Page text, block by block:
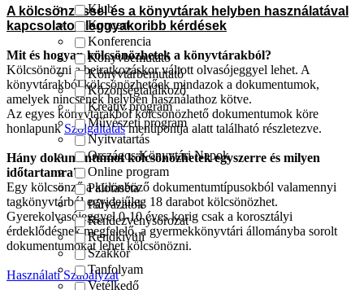
A kölcsönzéssel és a könyvtárak helyben használatával
kapcsolatos leggyakoribb kérdések
Mit és hogyan kölcsönözhetek a könyvtárakból?
Kölcsönözni a beiratkozáskor váltott olvasójeggyel lehet. A
könyvtárakból kölcsönözhetőek mindazok a dokumentumok,
amelyek nincsenek helyben használathoz kötve.
Az egyes könyvtárakból kölcsönözhető dokumentumok köre
honlapunkSzolgáltatásmenüpontja alatt található részletezve.
Hány dokumentumot kölcsönözhetek egyszerre és milyen
időtartamra?
Egy kölcsönző a különböző dokumentumtípusokból valamennyi
tagkönyvtárból egyidejűleg 18 darabot kölcsönözhet.
Gyerekolvasójeggyel 0-10 éves korig csak a korosztályi
érdeklődésnek megfelelő, a gyermekkönyvtári állományba sorolt
dokumentumokat lehet kölcsönözni.
Használati Szabályzat
Klub
Koncert
Konferencia
Könyvbemutató
Könyvtárbemutató
Közönségtalálkozó
Kreatív program
Művészeti program
Nyitvatartás
Országos Könyvtári Napok
Online program
Palotaséta
Pályázatok
Rendezvénysorozat
Rendkívüli
Szakkör
Tanfolyam
Vetélkedő